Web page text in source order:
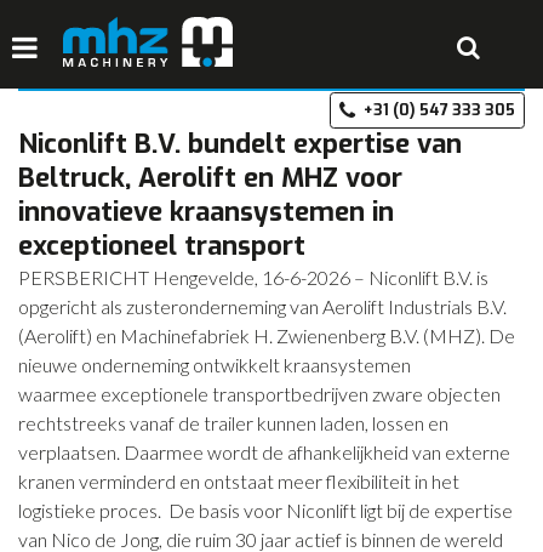
HOME
DISCIPLINES
PRODUCTEN
MACHINEVERHUUR
GALERIJ
OVER MHZ
VACATURES
OFFERTE
Nieuws & Events
Niconlift B.V. bundelt expertise van
Beltruck, Aerolift en MHZ voor
innovatieve kraansystemen in
exceptioneel transport
PERSBERICHT Hengevelde, 16-6-2026 – Niconlift B.V. is
opgericht als zusteronderneming van Aerolift Industrials B.V.
(Aerolift) en Machinefabriek H. Zwienenberg B.V. (MHZ). De
nieuwe onderneming ontwikkelt kraansystemen
waarmee exceptionele transportbedrijven zware objecten
rechtstreeks vanaf de trailer kunnen laden, lossen en
verplaatsen. Daarmee wordt de afhankelijkheid van externe
kranen verminderd en ontstaat meer flexibiliteit in het
logistieke proces. De basis voor Niconlift ligt bij de expertise
van Nico de Jong, die ruim 30 jaar actief is binnen de wereld